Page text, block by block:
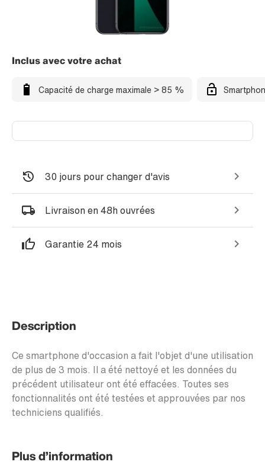
Inclus avec votre achat
Capacité de charge maximale > 85 %
30 jours pour changer d'avis
Livraison en 48h ouvrées
Garantie 24 mois
Description
Ce smartphone d'occasion a fait l'objet d'une utilisation
de plus de 3 mois. Il a été nettoyé et les données du
précédent utilisateur ont été effacées. Toutes ses
fonctionnalités ont été testées et approuvées par nos
techniciens qualifiés.
Plus d’information